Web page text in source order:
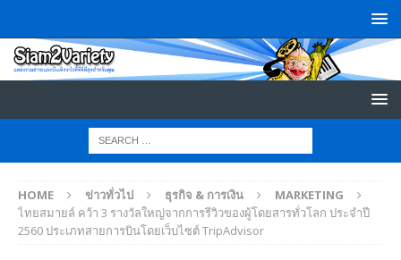
HOME ข่าวทั่วไป ธุรกิจ & การเงิน
MARKETING
ไทยสมายล์ คว้า 3 รางวัลใหญ่จากการรีวิวของผู้โดยสารทั่วโลก ประจำปี
2560 ประเภทสายการบินโดยเว็บไซต์ TripAdvisor